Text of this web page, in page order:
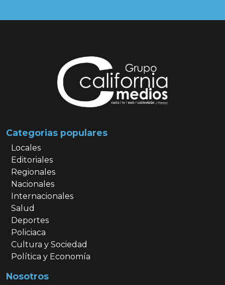
Categorias populares
Locales
Editoriales
Regionales
Nacionales
Internacionales
Salud
Deportes
Policiaca
Cultura y Sociedad
Política y Economía
Nosotros